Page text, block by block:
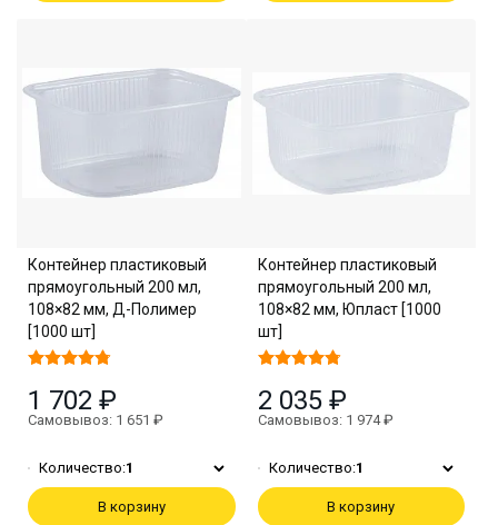
Контейнер пластиковый
прямоугольный 200 мл,
108×82 мм, Д-Полимер
[1000 шт]
1 702 ₽
Самовывоз: 1 651 ₽
Количество:1
В корзину
Контейнер пластиковый
прямоугольный 200 мл,
108×82 мм, Юпласт [1000
шт]
2 035 ₽
Самовывоз: 1 974 ₽
Количество:1
В корзину